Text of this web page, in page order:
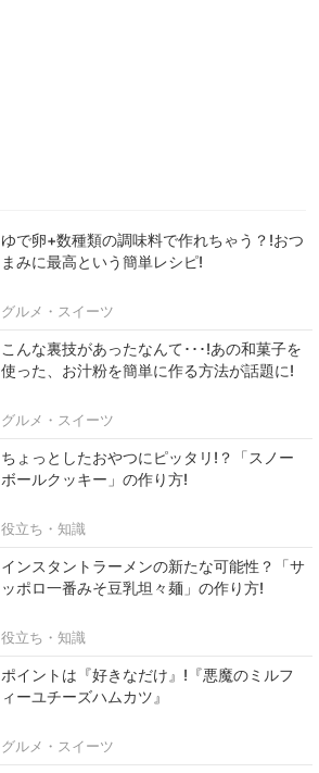
ゆで卵+数種類の調味料で作れちゃう？!おつ
まみに最高という簡単レシピ!
グルメ・スイーツ
こんな裏技があったなんて･･･!あの和菓子を
使った、お汁粉を簡単に作る方法が話題に!
グルメ・スイーツ
ちょっとしたおやつにピッタリ!？「スノー
ボールクッキー」の作り方!
役立ち・知識
インスタントラーメンの新たな可能性？「サ
ッポロ一番みそ豆乳坦々麺」の作り方!
役立ち・知識
ポイントは『好きなだけ』!『悪魔のミルフ
ィーユチーズハムカツ』
グルメ・スイーツ